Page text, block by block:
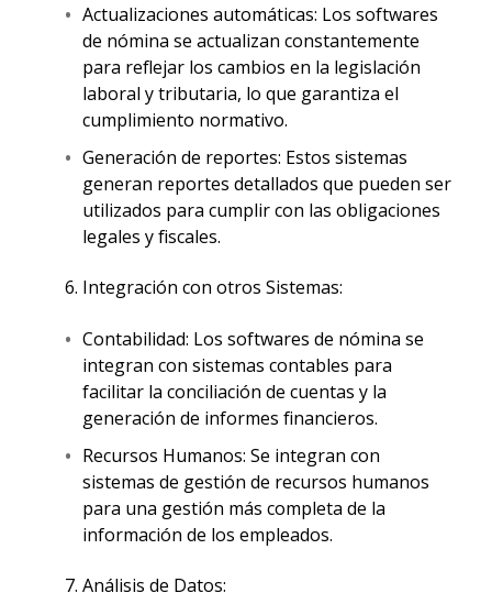
Actualizaciones automáticas: Los softwares
de nómina se actualizan constantemente
para reflejar los cambios en la legislación
laboral y tributaria, lo que garantiza el
cumplimiento normativo.
Generación de reportes: Estos sistemas
generan reportes detallados que pueden ser
utilizados para cumplir con las obligaciones
legales y fiscales.
Integración con otros Sistemas:
Contabilidad: Los softwares de nómina se
integran con sistemas contables para
facilitar la conciliación de cuentas y la
generación de informes financieros.
Recursos Humanos: Se integran con
sistemas de gestión de recursos humanos
para una gestión más completa de la
información de los empleados.
Análisis de Datos: